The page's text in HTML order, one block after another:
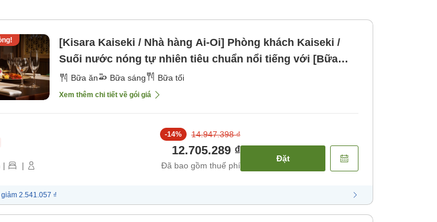
[Kisara Kaiseki / Nhà hàng Ai-Oi] Phòng khách Kaiseki /
Suối nước nóng tự nhiên tiêu chuẩn nổi tiếng với [Bữa
sáng] [Bữa tối]
Bữa ăn Bữa sáng Bữa tối
Xem thêm chi tiết về gói giá
| |
-14% 14.947.398 ₫
12.705.289 ₫
Đã bao gồm thuế phí
Đặt
giảm 2.541.057 ₫